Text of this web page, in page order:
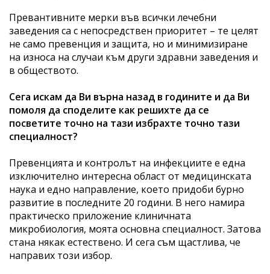
Превантивните мерки във всички лечебни
заведения са с непосредствен приоритет – те целят
не само превенция и защита, но и минимизиране
на износа на случаи към други здравни заведения и
в обществото.
Сега искам да Ви върна назад в годините и да Ви
помоля да споделите как решихте да се
посветите точно на тази избрахте точно тази
специалност?
Превенцията и контролът на инфекциите е една
изключително интересна област от медицинската
наука и едно направление, което придоби бурно
развитие в последните 20 години. В него намира
практическо приложение клиничната
микробиология, моята основна специалност. Затова
стана някак естествено. И сега съм щастлива, че
направих този избор.